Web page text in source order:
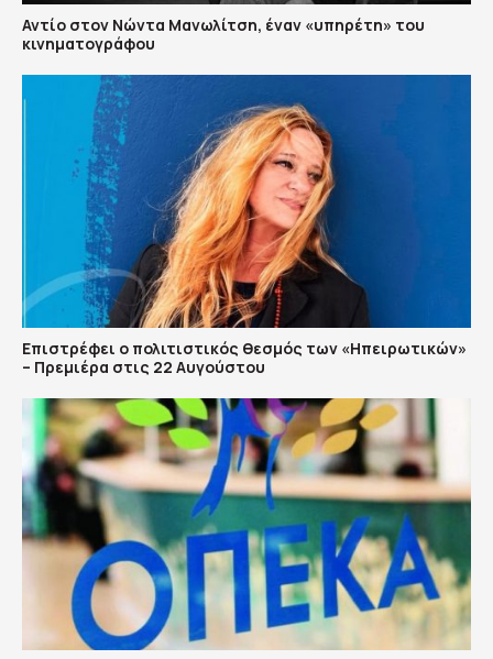
Αντίο στον Νώντα Μανωλίτση, έναν «υπηρέτη» του
κινηματογράφου
Επιστρέφει ο πολιτιστικός θεσμός των «Ηπειρωτικών»
– Πρεμιέρα στις 22 Αυγούστου